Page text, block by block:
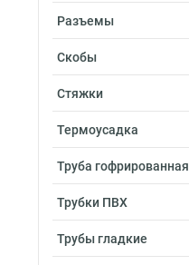
Разъемы
Скобы
Стяжки
Термоусадка
Труба гофрированная
Трубки ПВХ
Трубы гладкие